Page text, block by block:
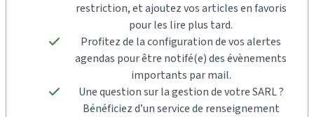
restriction, et ajoutez vos articles en favoris
pour les lire plus tard.
Profitez de la configuration de vos alertes
agendas pour être notifé(e) des évènements
importants par mail.
Une question sur la gestion de votre SARL ?
Bénéficiez d’un service de renseignement